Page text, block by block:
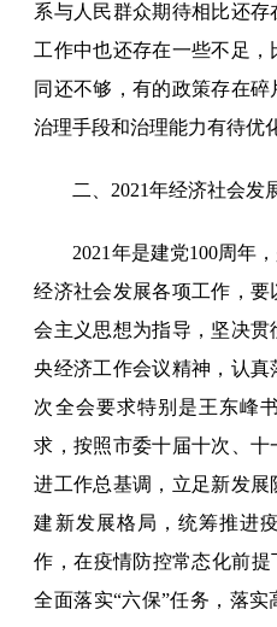
系与人民群众期待相比还
工作中也还存在一些不足
同还不够，有的政策存在
治理手段和治理能力有待优
二、2021年经济社会发
2021年是建党100周年
经济社会发展各项工作，
会主义思想为指导，坚决
央经济工作会议精神，认
次全会要求特别是王东峰
求，按照市委十届十次、
进工作总基调，立足新发
建新发展格局，统筹推进
作，在疫情防控常态化前提
全面落实“六保”任务，落